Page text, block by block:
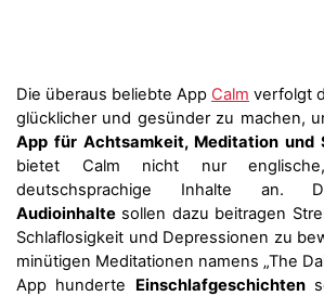
Die überaus beliebte App Calm verfolgt
glücklicher und gesünder zu machen,
App für Achtsamkeit, Meditation und
bietet Calm nicht nur
deutschsprachige Inhalte an.
Audioinhalte sollen dazu beitragen
Schlaflosigkeit und Depressionen zu
minütigen Meditationen namens „The
App hunderte Einschlafgeschichten